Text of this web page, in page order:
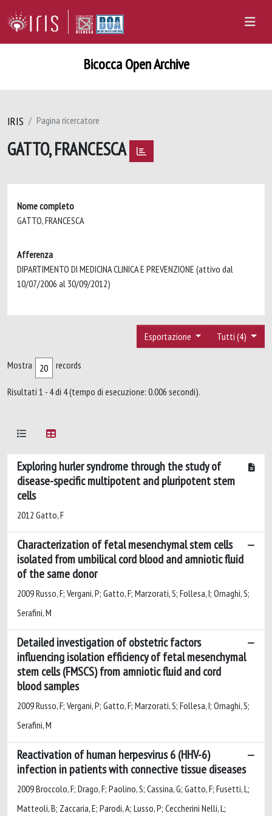
Bicocca Open Archive
IRIS Pagina ricercatore
GATTO, FRANCESCA
Nome completo
GATTO, FRANCESCA
Afferenza
DIPARTIMENTO DI MEDICINA CLINICA E PREVENZIONE (attivo dal
10/07/2006 al 30/09/2012)
Tutti (4)
Esportazione
Mostra records
Risultati 1 - 4 di 4 (tempo di esecuzione: 0.006 secondi).
Exploring hurler syndrome through the study of
disease-specific multipotent and pluripotent stem
cells
2012 Gatto, F
Characterization of fetal mesenchymal stem cells
isolated from umbilical cord blood and amniotic fluid
of the same donor
2009 Russo, F; Vergani, P; Gatto, F; Marzorati, S; Follesa, I; Ornaghi, S;
Serafini, M
Detailed investigation of obstetric factors
influencing isolation efficiency of fetal mesenchymal
stem cells (FMSCS) from amniotic fluid and cord
blood samples
2009 Russo, F; Vergani, P; Gatto, F; Marzorati, S; Follesa, I; Ornaghi, S;
Serafini, M
Reactivation of human herpesvirus 6 (HHV-6)
infection in patients with connective tissue diseases
2009 Broccolo, F; Drago, F; Paolino, S; Cassina, G; Gatto, F; Fusetti, L;
Matteoli, B; Zaccaria, E; Parodi, A; Lusso, P; Ceccherini Nelli, L;